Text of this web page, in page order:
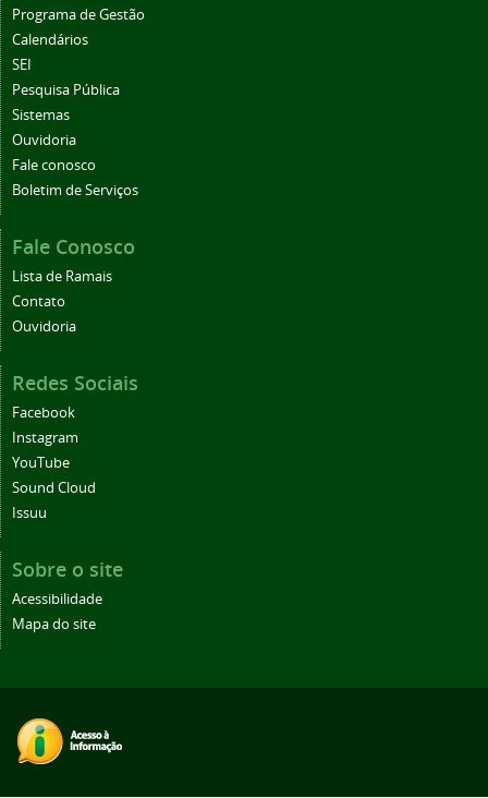
Programa de Gestão
Calendários
SEI
Pesquisa Pública
Sistemas
Ouvidoria
Fale conosco
Boletim de Serviços
Fale Conosco
Lista de Ramais
Contato
Ouvidoria
Redes Sociais
Facebook
Instagram
YouTube
Sound Cloud
Issuu
Sobre o site
Acessibilidade
Mapa do site